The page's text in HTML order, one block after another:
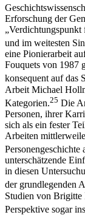
Erforschung der
„Verdichtungspunkt
und im weitesten
eine Pionierarbeit
Fouquets von 1987
konsequent auf das
Arbeit Michael
Kategorien.25 Die
Personen, ihrer
sich als ein fester
Arbeiten
Personengeschichte
unterschätzende
in diesen
der grundlegenden
Studien von Brigitte
Perspektive sogar